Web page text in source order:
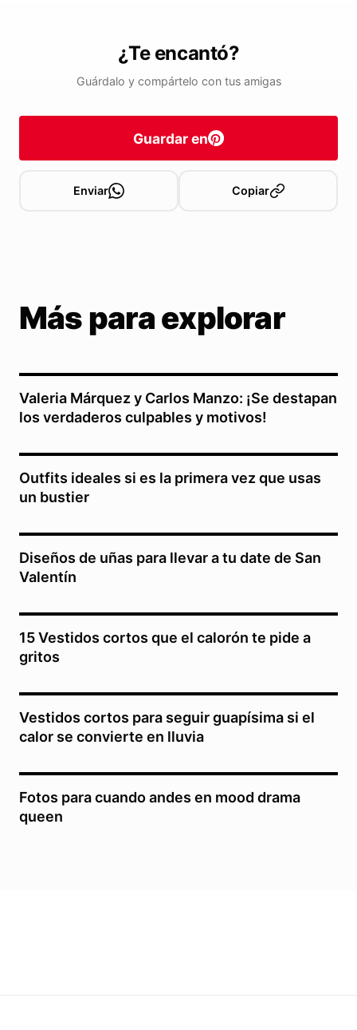
¿Te encantó?
Guárdalo y compártelo con tus amigas
Guardar en
Enviar Copiar
Más para explorar
Valeria Márquez y Carlos Manzo: ¡Se destapan
los verdaderos culpables y motivos!
Outfits ideales si es la primera vez que usas
un bustier
Diseños de uñas para llevar a tu date de San
Valentín
15 Vestidos cortos que el calorón te pide a
gritos
Vestidos cortos para seguir guapísima si el
calor se convierte en lluvia
Fotos para cuando andes en mood drama
queen